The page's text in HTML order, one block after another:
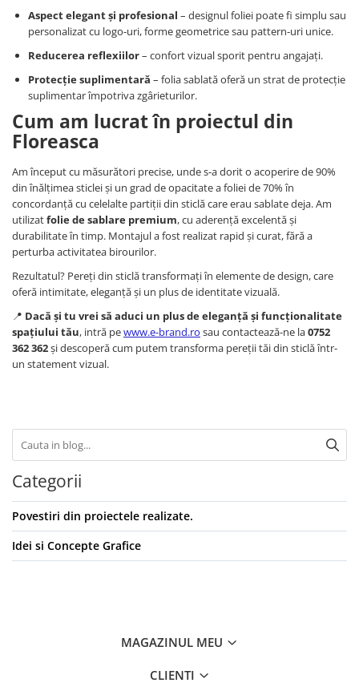
Aspect elegant și profesional – designul foliei poate fi simplu sau
personalizat cu logo-uri, forme geometrice sau pattern-uri unice.
Reducerea reflexiilor– confort vizual sporit pentru angajați.
Protecție suplimentară – folia sablată oferă un strat de protecție
suplimentar împotriva zgârieturilor.
Cum am lucrat în proiectul din
Floreasca
Am început cu măsurători precise, unde s-a dorit o acoperire de 90%
din înălțimea sticlei și un grad de opacitate a foliei de 70% în
concordanță cu celelalte partiții din sticlă care erau sablate deja. Am
utilizatfolie de sablare premium, cu aderență excelentă și
durabilitate în timp. Montajul a fost realizat rapid și curat, fără a
perturba activitatea birourilor.
Rezultatul? Pereți din sticlă transformați în elemente de design, care
oferă intimitate, eleganță și un plus de identitate vizuală.
📍 Dacă și tu vrei să aduci un plus de eleganță și funcționalitate
spațiului tău, intră pewww.e-brand.ro sau contactează-ne la0752
362 362și descoperă cum putem transforma pereții tăi din sticlă într-
un statement vizual.
Categorii
Povestiri din proiectele realizate.
Idei si Concepte Grafice
MAGAZINUL MEU
CLIENTI